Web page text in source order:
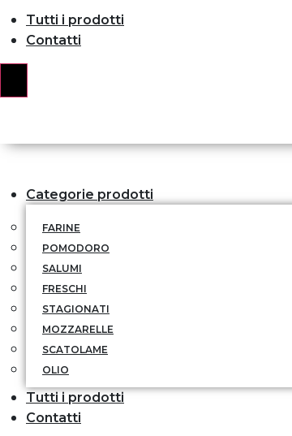
Tutti i prodotti
Contatti
Categorie prodotti
FARINE
POMODORO
SALUMI
FRESCHI
STAGIONATI
MOZZARELLE
SCATOLAME
OLIO
Tutti i prodotti
Contatti